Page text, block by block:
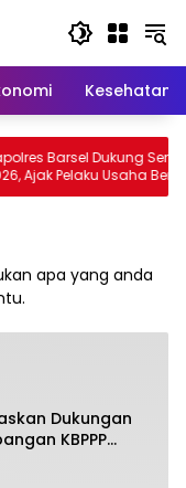
Kesehatan
Sensus Ekonomi
Berikan Data
apa yang anda
Dukungan
KBPPP